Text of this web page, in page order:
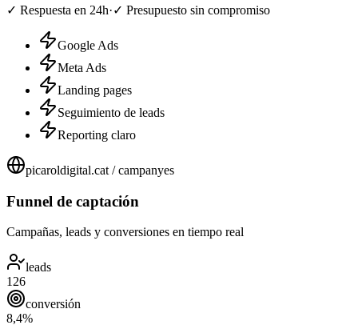
✓ Respuesta en 24h·✓ Presupuesto sin compromiso
Google Ads
Meta Ads
Landing pages
Seguimiento de leads
Reporting claro
picaroldigital.cat / campanyes
Funnel de captación
Campañas, leads y conversiones en tiempo real
leads
126
conversión
8,4%